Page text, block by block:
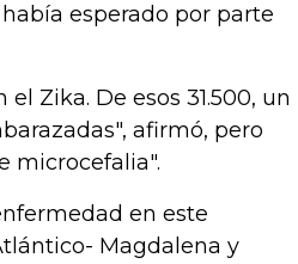
esperado por parte
Zika. De esos 31.500, un
afirmó, pero
microcefalia".
en este
Magdalena y